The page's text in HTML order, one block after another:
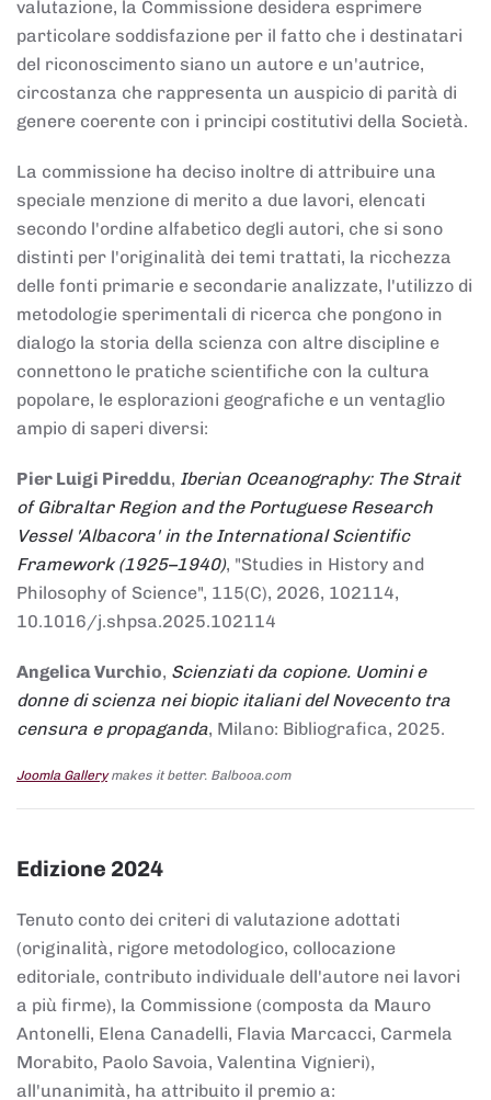
valutazione, la Commissione desidera esprimere
particolare soddisfazione per il fatto che i destinatari
del riconoscimento siano un autore e un'autrice,
circostanza che rappresenta un auspicio di parità di
genere coerente con i principi costitutivi della Società.
La commissione ha deciso inoltre di attribuire una
speciale menzione di merito a due lavori, elencati
secondo l'ordine alfabetico degli autori, che si sono
distinti per l'originalità dei temi trattati, la ricchezza
delle fonti primarie e secondarie analizzate, l'utilizzo di
metodologie sperimentali di ricerca che pongono in
dialogo la storia della scienza con altre discipline e
connettono le pratiche scientifiche con la cultura
popolare, le esplorazioni geografiche e un ventaglio
ampio di saperi diversi:
Pier Luigi Pireddu, Iberian Oceanography: The Strait
of Gibraltar Region and the Portuguese Research
Vessel 'Albacora' in the International Scientific
Framework (1925–1940), "Studies in History and
Philosophy of Science", 115(C), 2026, 102114,
10.1016/j.shpsa.2025.102114
Angelica Vurchio, Scienziati da copione. Uomini e
donne di scienza nei biopic italiani del Novecento tra
censura e propaganda, Milano: Bibliografica, 2025.
Joomla Gallerymakes it better. Balbooa.com
Edizione 2024
Tenuto conto dei criteri di valutazione adottati
(originalità, rigore metodologico, collocazione
editoriale, contributo individuale dell'autore nei lavori
a più firme), la Commissione (composta da Mauro
Antonelli, Elena Canadelli, Flavia Marcacci, Carmela
Morabito, Paolo Savoia, Valentina Vignieri),
all'unanimità, ha attribuito il premio a: